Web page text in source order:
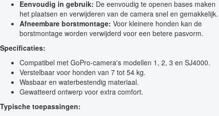
Eenvoudig in gebruik: De eenvoudig te openen bases maken
het plaatsen en verwijderen van de camera snel en gemakkelijk.
Afneembare borstmontage: Voor kleinere honden kan de
borstmontage worden verwijderd voor een betere pasvorm.
Specificaties:
Compatibel met GoPro-camera's modellen 1, 2, 3 en SJ4000.
Verstelbaar voor honden van 7 tot 54 kg.
Wasbaar en waterbestendig materiaal.
Gewatteerd ontwerp voor extra comfort.
Typische toepassingen: